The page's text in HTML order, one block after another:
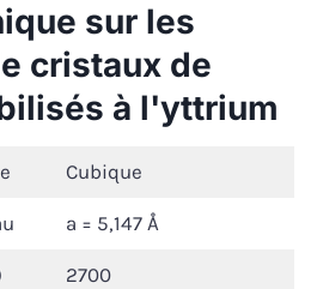
sur les
cristaux de
à l'yttrium
Cubique
a = 5,147 Å
2700